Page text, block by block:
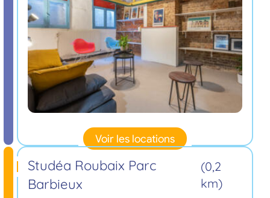
Voir les locations
Studéa Roubaix Parc
Barbieux
(0,2
km)